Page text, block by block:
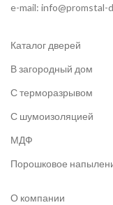
e-mail: info@promstal-
Каталог дверей
В загородный дом
С терморазрывом
С шумоизоляцией
МДФ
Порошковое
О компании